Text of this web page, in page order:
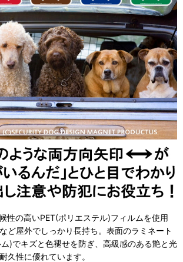
性の高いPET(ポリエステル)フィルムを使用
ど屋外でしっかり長持ち。表面のラミネート
)でキズと色褪せを防ぎ、高級感のある艶と光
久性に優れています。